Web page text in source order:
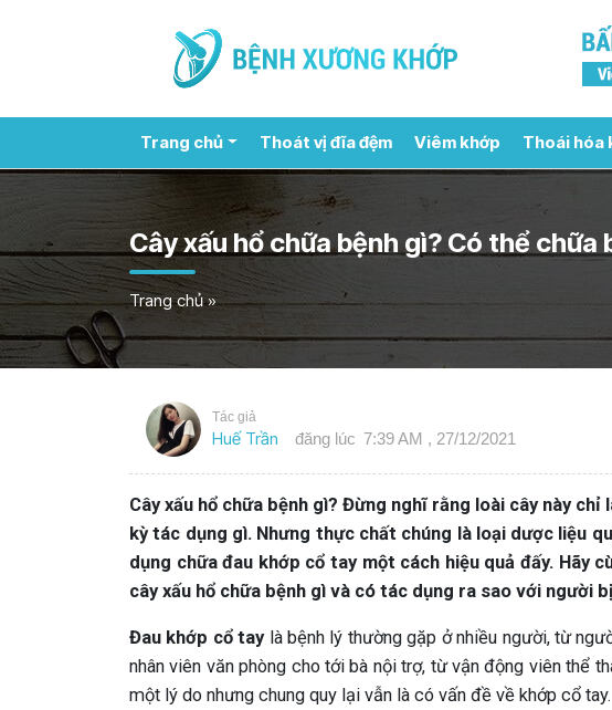
Trang chủ Thoát vị đĩa đệm Viêm khớp Thoái hóa
Cây xấu hổ chữa bệnh gì? Có thể
Trang chủ»
Tác giả
Huế Trần đăng lúc 7:39 AM , 27/12/2021
Cây xấu hổ chữa bệnh gì? Đừng nghĩ rằng loài cây này
kỳ tác dụng gì. Nhưng thực chất chúng là loại dược liệu
dụng chữa đau khớp cổ tay một cách hiệu quả đấy. Hãy
cây xấu hổ chữa bệnh gì và có tác dụng ra sao với người
Đau khớp cổ tay là bệnh lý thường gặp ở nhiều người, từ
nhân viên văn phòng cho tới bà nội trợ, từ vận động viên thể
một lý do nhưng chung quy lại vẫn là có vấn đề về khớp cổ tay.